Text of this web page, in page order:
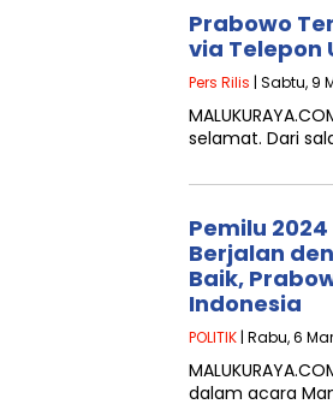
Prabowo
via Telepon
Pers Rilis | Sabtu, 9
selamat. Dari
Pemilu 2024
Berjalan
Baik,
Indonesia
POLITIK | Rabu, 6
dalam acara